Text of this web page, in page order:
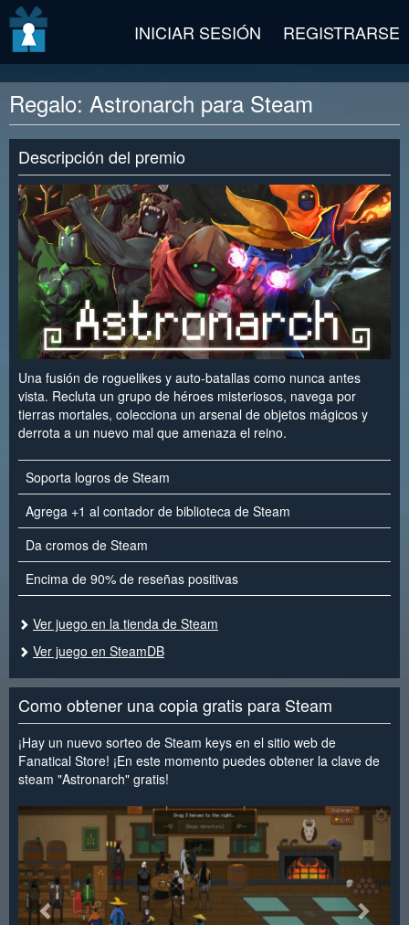
INICIAR SESIÓN REGISTRARSE
Regalo: Astronarch para Steam
Descripción del premio
Una fusión de roguelikes y auto-batallas como nunca antes
vista. Recluta un grupo de héroes misteriosos, navega por
tierras mortales, colecciona un arsenal de objetos mágicos y
derrota a un nuevo mal que amenaza el reino.
Soporta logros de Steam
Agrega +1 al contador de biblioteca de Steam
Da cromos de Steam
Encima de 90% de reseñas positivas
Ver juego en la tienda de Steam
Ver juego en SteamDB
Como obtener una copia gratis para Steam
¡Hay un nuevo sorteo de Steam keys en el sitio web de
Fanatical Store! ¡En este momento puedes obtener la clave de
steam "Astronarch" gratis!
< >